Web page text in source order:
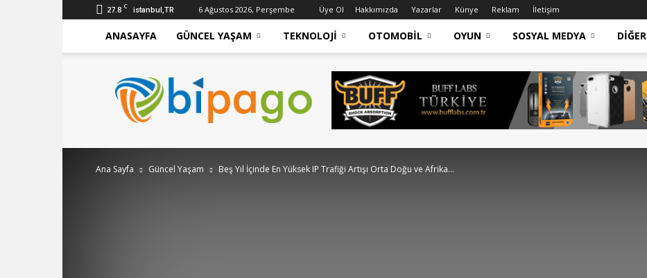
27.8 C istanbul,TR 6 Ağustos 2026, Perşembe Üye Ol Hakkımızda Yazarlar Künye Reklam İletişim
ANASAYFA GÜNCEL YAŞAM TEKNOLOJI OTOMOBIL OYUN SOSYAL MEDYA DIĞER
bipago
Ana Sayfa Güncel Yaşam Beş Yıl İçinde En Yüksek IP Trafiği Artışı Orta Doğu ve Afrika...